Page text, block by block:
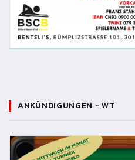
ANKÜNDIGUNGEN - WT